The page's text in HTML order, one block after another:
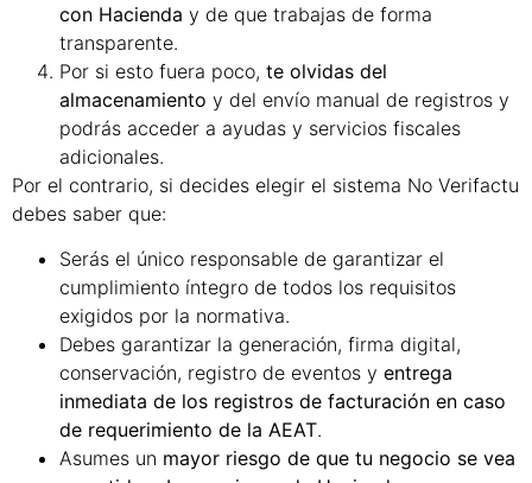
con Hacienda y de que trabajas de forma
transparente.
Por si esto fuera poco, te olvidas del
almacenamiento y del envío manual de registros y
podrás acceder a ayudas y servicios fiscales
adicionales.
Por el contrario, si decides elegir el sistema No Verifactu
debes saber que:
Serás el único responsable de garantizar el
cumplimiento íntegro de todos los requisitos
exigidos por la normativa.
Debes garantizar la generación, firma digital,
conservación, registro de eventos y entrega
inmediata de los registros de facturación en caso
de requerimiento de la AEAT.
Asumes un mayor riesgo de que tu negocio se vea